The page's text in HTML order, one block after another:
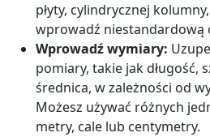
płyty, cylindrycznej
wprowadź niestandardową
Wprowadź wymiary:
pomiary, takie jak długość,
średnica, w zależności od
Możesz używać różnych
metry, cale lub centymetry.